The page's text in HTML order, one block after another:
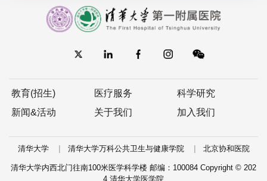
教育(招生) 医疗服务
科学研究
新闻&活动
关于我们 加入我们
清华大学内西北门往南100米医学科学楼 邮编：100084 Copyright © 202
4 清华大学医学院
清华大学 | 清华大学万科公共卫生与健康学院 | 北京协和医院